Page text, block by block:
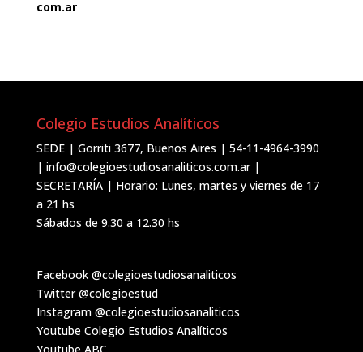
com.ar
Colegio Estudios Analíticos
SEDE | Gorriti 3677, Buenos Aires | 54-11-4964-3990
| info@colegioestudiosanaliticos.com.ar |
SECRETARÍA | Horario: Lunes, martes y viernes de 17
a 21 hs
Sábados de 9.30 a 12.30 hs
Facebook @colegioestudiosanaliticos
Twitter@colegioestud
Instagram @colegioestudiosanaliticos
Youtube Colegio Estudios Analíticos